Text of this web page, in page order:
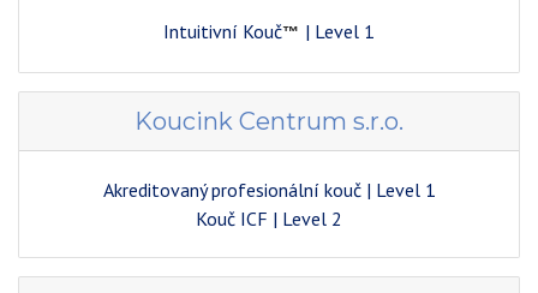
Intuitivní Kouč™ | Level 1
Koucink Centrum s.r.o.
Akreditovaný profesionální kouč | Level 1
Kouč ICF | Level 2